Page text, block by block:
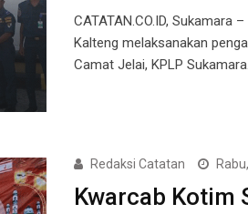
CATATAN.CO.ID, Sukamara
Kalteng melaksanakan
Camat Jelai, KPLP
Redaksi Catatan
Kwarcab Kotim